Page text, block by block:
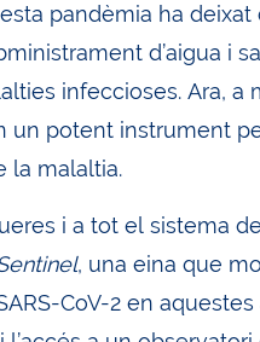
pandèmia ha
d’aigua i
infeccioses. Ara, a
un potent instrument
la malaltia.
i a tot el sistema
, una eina que
CoV-2 en